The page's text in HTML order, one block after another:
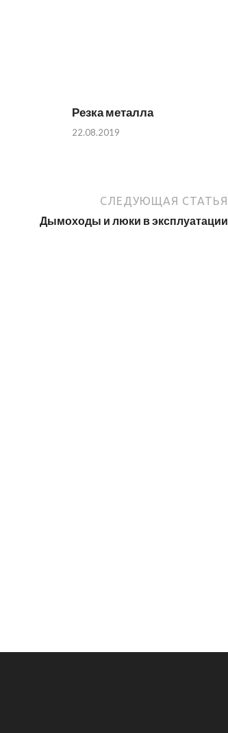
Резка металла
22.08.2019
СЛЕДУЮЩАЯ СТАТЬЯ
Дымоходы и люки в эксплуатации